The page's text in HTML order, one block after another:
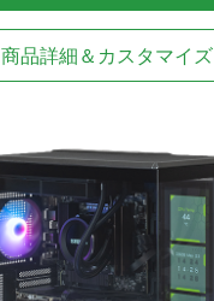
商品詳細＆カスタマイズ